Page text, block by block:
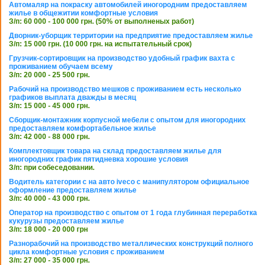
Автомаляр на покраску автомобилей иногородним предоставляем
жилье в общежитии комфортные условия
З/п: 60 000 - 100 000 грн. (50% от выполненых работ)
Дворник-уборщик территории на предприятие предоставляем жилье
З/п: 15 000 грн. (10 000 грн. на испытательный срок)
Грузчик-сортировщик на производство удобный график вахта с
проживанием обучаем всему
З/п: 20 000 - 25 500 грн.
Рабочий на производство мешков с проживанием есть несколько
графиков выплата дважды в месяц
З/п: 15 000 - 45 000 грн.
Сборщик-монтажник корпусной мебели с опытом для иногородних
предоставляем комфортабельное жилье
З/п: 42 000 - 88 000 грн.
Комплектовщик товара на склад предоставляем жилье для
иногородних график пятидневка хорошие условия
З/п: при собеседовании.
Водитель категории с на авто iveco с манипулятором официальное
оформление предоставляем жилье
З/п: 40 000 - 43 000 грн.
Оператор на производство с опытом от 1 года глубинная переработка
кукурузы предоставляем жилье
З/п: 18 000 - 20 000 грн
Разнорабочий на производство металлических конструкций полного
цикла комфортные условия с проживанием
З/п: 27 000 - 35 000 грн.